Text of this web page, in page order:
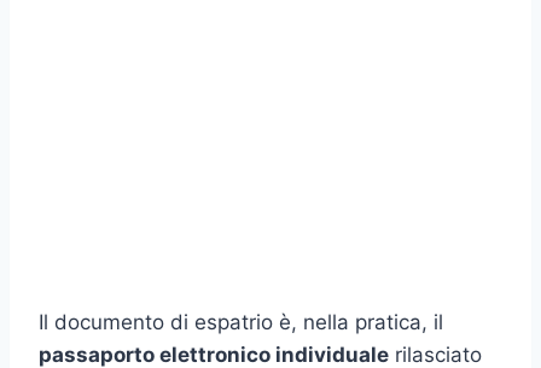
Il documento di espatrio è, nella pratica, il
passaporto elettronico individuale rilasciato